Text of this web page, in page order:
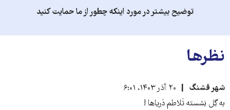
توضیح بیشتر در مورد اینکه چطور از ما حمایت کنید
نظرها
شهر قشنگ
۲۰ آذر ۱۴۰۳، ۶:۰۱
به گِل نِشسته تَلاطم دَریاها !